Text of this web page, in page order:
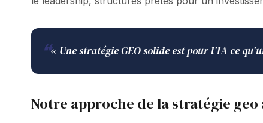
❝« Une stratégie GEO solide est pour l'IA ce
Notre approche de la stratégie geo